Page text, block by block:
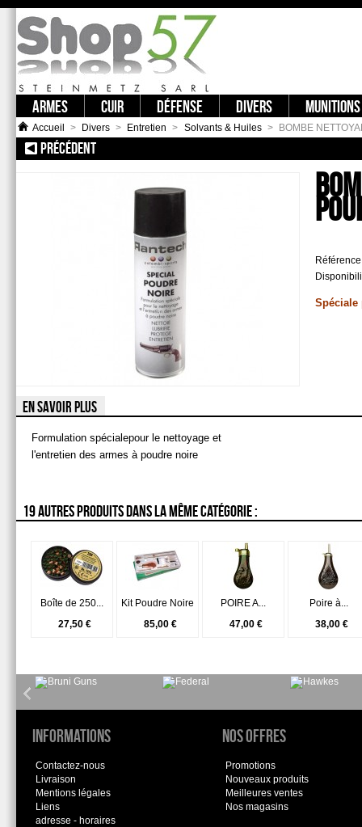
ARMES CUIR DÉFENSE DIVERS MUNITIONS
Accueil > Divers > Entretien > Solvants & Huiles > BOMBE
PRÉCÉDENT:: BURETTE D'HUILE ARMISTOL
Spéciale
EN SAVOIR PLUS
Formulation spécialepour le nettoyage et
l'entretien des armes à poudre noire
19 AUTRES PRODUITS DANS LA MÊME CATÉGORIE :
Boîte de 250...
27,50 €
Kit Poudre Noire
85,00 €
POIRE A...
47,00 €
Poire à...
38,00 €
Informations
Contactez-nous
Livraison
Mentions légales
Liens
adresse - horaires
Nos offres
Promotions
Nouveaux produits
Meilleures ventes
Nos magasins